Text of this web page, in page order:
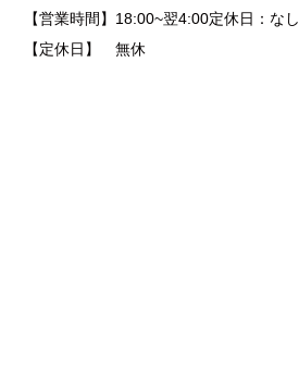
【営業時間】18:00~翌4:00定休日：なし
【定休日】 無休